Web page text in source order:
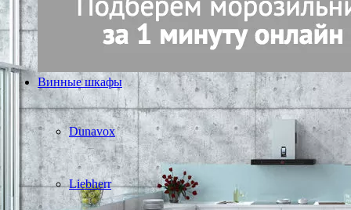
Винные шкафы
Dunavox
Liebherr